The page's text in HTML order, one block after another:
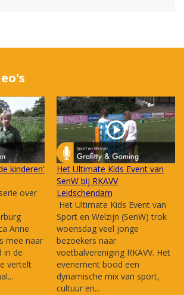
kinderen'
over
Anne
mee naar
in de
vertelt
Het Ultimate Kids Event van
SenW bij RKAVV
Leidschendam
Het Ultimate Kids Event van
Sport en Welzijn (SenW) trok
woensdag veel jonge
bezoekers naar
voetbalvereniging RKAVV. Het
evenement bood een
dynamische mix van sport,
cultuur en...